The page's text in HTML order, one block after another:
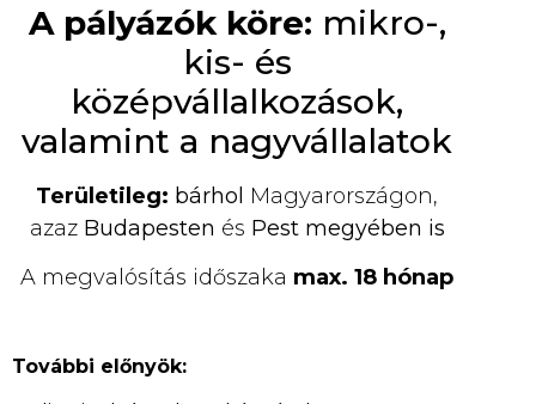
A pályázók köre: mikro-,
kis- és
középvállalkozások,
valamint a nagyvállalatok
Területileg: bárhol Magyarországon,
azaz Budapesten és Pest megyében is
A megvalósítás időszaka max. 18 hónap
További előnyök: